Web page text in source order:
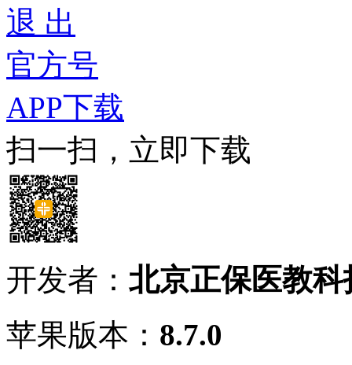
退 出
官方号
APP下载
扫一扫，立即下载
开发者： 北京正保医教
苹果版本： 8.7.0